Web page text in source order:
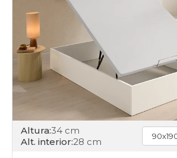
Altura:34 cm
Alt. interior:28 cm